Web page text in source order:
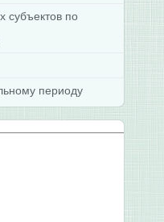
субъектов по
периоду